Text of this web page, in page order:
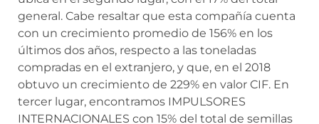
general. Cabe resaltar que esta compañía cuenta
con un crecimiento promedio de 156% en los
últimos dos años, respecto a las toneladas
compradas en el extranjero, y que, en el 2018
obtuvo un crecimiento de 229% en valor CIF. En
tercer lugar, encontramos IMPULSORES
INTERNACIONALES con 15% del total de semillas